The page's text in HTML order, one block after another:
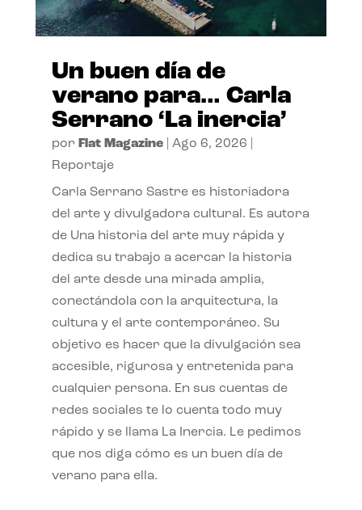
Un buen día de
verano para… Carla
Serrano ‘La inercia’
por Flat Magazine| Ago 6, 2026
Reportaje
Carla Serrano Sastre es historiadora
del arte y divulgadora cultural. Es autora
de Una historia del arte muy rápida y
dedica su trabajo a acercar la historia
del arte desde una mirada amplia,
conectándola con la arquitectura, la
cultura y el arte contemporáneo. Su
objetivo es hacer que la divulgación sea
accesible, rigurosa y entretenida para
cualquier persona. En sus cuentas de
redes sociales te lo cuenta todo muy
rápido y se llama La Inercia. Le pedimos
que nos diga cómo es un buen día de
verano para ella.